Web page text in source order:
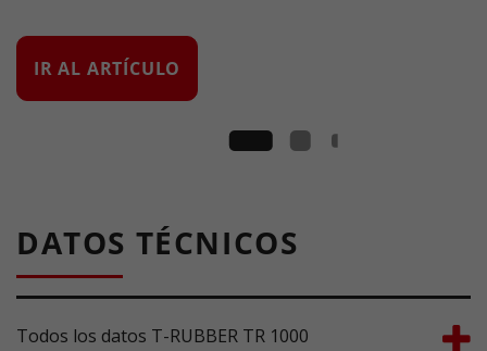
IR AL ARTÍCULO
DATOS TÉCNICOS
Todos los datos T-RUBBER TR 1000